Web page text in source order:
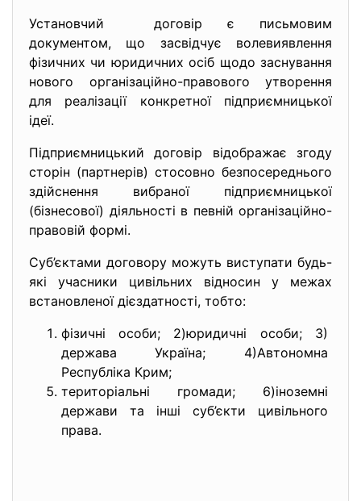
Установчий договір є письмовим
документом, що засвідчує волевиявлення
фізичних чи юридичних осіб щодо заснування
нового організаційно-правового утворення
для реалізації конкретної підприємницької
ідеї.
Підприємницький договір відображає згоду
сторін (партнерів) стосовно безпосереднього
здійснення вибраної підприємницької
(бізнесової) діяльності в певній організаційно-
правовій формі.
Суб’єктами договору можуть виступати будь-
які учасники цивільних відносин у межах
встановленої дієздатності, тобто:
фізичні особи; 2)юридичні особи; 3)
держава Україна; 4)Автономна
Республіка Крим;
територіальні громади; 6)іноземні
держави та інші суб’єкти цивільного
права.